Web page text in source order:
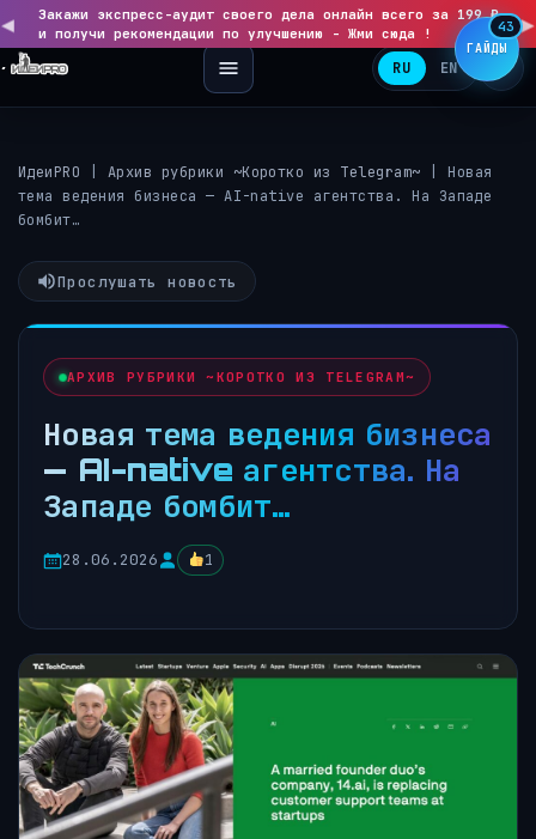
◀
Закажи экспресс-аудит своего дела онлайн всего за 199 ₽
и получи рекомендации по улучшению - Жми сюда !
▶
RU EN
ИдеиPRO Архив рубрики ~Коротко из Telegram~
Новая
тема ведения бизнеса — AI-native агентства. На Западе
бомбит…
Прослушать новость
АРХИВ РУБРИКИ ~КОРОТКО ИЗ TELEGRAM~
Новая тема ведения бизнеса
— AI-native агентства. На
Западе бомбит…
28.06.2026 1
ГАЙДЫ
43